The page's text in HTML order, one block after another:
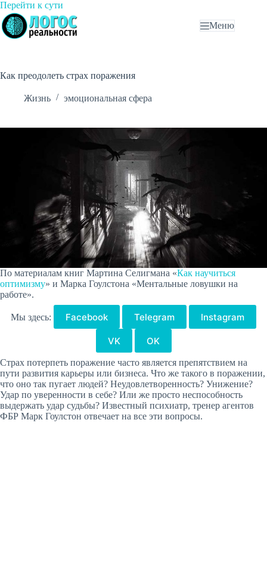
Перейти к сути
к
сути
Меню
Как преодолеть страх поражения
Жизнь эмоциональная сфера
По материалам книг Мартина Селигмана «Как научиться
оптимизму» и Марка Гоулстона «Ментальные ловушки на
работе».
Мы здесь: Facebook Telegram Instagram
VK OK
Страх потерпеть поражение часто является препятствием на
пути развития карьеры или бизнеса. Что же такого в поражении,
что оно так пугает людей? Неудовлетворенность? Унижение?
Удар по уверенности в себе? Или же просто неспособность
выдержать удар судьбы? Известный психиатр, тренер агентов
ФБР Марк Гоулстон отвечает на все эти вопросы.